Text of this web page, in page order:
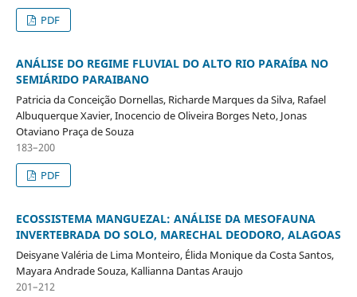
PDF
ANÁLISE DO REGIME FLUVIAL DO ALTO RIO PARAÍBA NO
SEMIÁRIDO PARAIBANO
Patricia da Conceição Dornellas, Richarde Marques da Silva, Rafael
Albuquerque Xavier, Inocencio de Oliveira Borges Neto, Jonas
Otaviano Praça de Souza
183–200
PDF
ECOSSISTEMA MANGUEZAL: ANÁLISE DA MESOFAUNA
INVERTEBRADA DO SOLO, MARECHAL DEODORO, ALAGOAS
Deisyane Valéria de Lima Monteiro, Élida Monique da Costa Santos,
Mayara Andrade Souza, Kallianna Dantas Araujo
201–212